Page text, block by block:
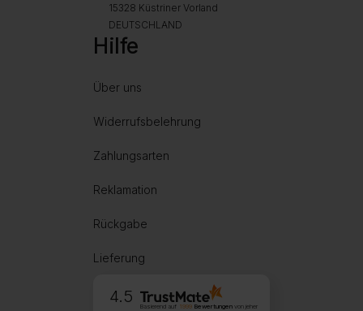
15328 Küstriner Vorland
DEUTSCHLAND
Hilfe
Über uns
Widerrufsbelehrung
Zahlungsarten
Reklamation
Rückgabe
Lieferung
4.5
Basierend auf 1999Bewertungen von jeher